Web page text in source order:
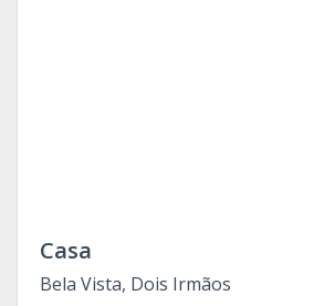
Casa
Bela Vista, Dois Irmãos